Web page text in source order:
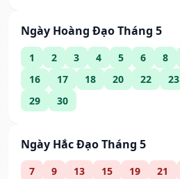
Ngày Hoàng Đạo Tháng 5
1 2 3 4 5 6 8
16
17 18 20 22 23
29
30
Ngày Hắc Đạo Tháng 5
7 9 13 15 19 21